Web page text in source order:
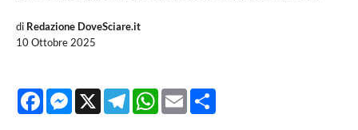
di Redazione DoveSciare.it
10 Ottobre 2025
FacebookMessenger
X TelegramWhatsApp
Email